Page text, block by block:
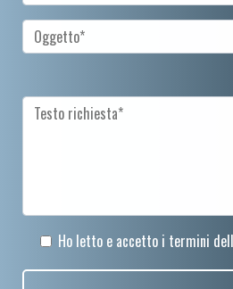
Ho letto e accetto i termini